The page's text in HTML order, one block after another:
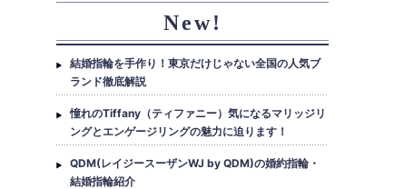
New!
結婚指輪を手作り！東京だけじゃない全国の人気ブ
ランド徹底解説
憧れのTiffany（ティファニー）気になるマリッジリ
ングとエンゲージリングの魅力に迫ります！
QDM(レイジースーザンWJ by QDM)の婚約指輪・
結婚指輪紹介